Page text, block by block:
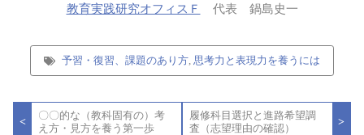
教育実践研究オフィスＦ 代表 鍋島史一
予習・復習、課題のあり方 思考力と表現力を養うには
稿
<
〇〇的な（教科固有の）考
え方・見方を養う第一歩
履修科目選択と進路希望調
査（志望理由の確認）
>